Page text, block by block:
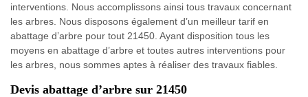
interventions. Nous accomplissons ainsi tous travaux concernant
les arbres. Nous disposons également d’un meilleur tarif en
abattage d’arbre pour tout 21450. Ayant disposition tous les
moyens en abattage d’arbre et toutes autres interventions pour
les arbres, nous sommes aptes à réaliser des travaux fiables.
Devis abattage d’arbre sur 21450